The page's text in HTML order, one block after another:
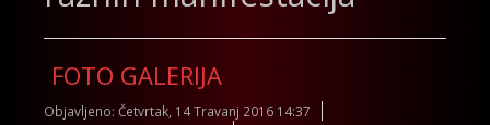
FOTO GALERIJA
Objavljeno: Četvrtak, 14 Travanj 2016 14:37